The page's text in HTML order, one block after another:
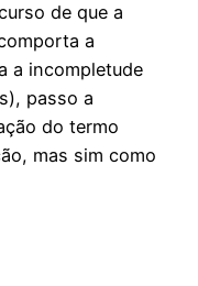
de que a
a
a incompletude
passo a
do termo
mas sim como